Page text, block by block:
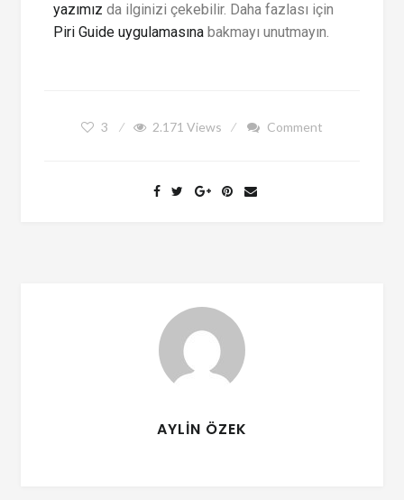
yazımız da ilginizi çekebilir. Daha fazlası için
Piri Guide uygulamasınabakmayı unutmayın.
3 2.171Views Comment
AYLIN ÖZEK